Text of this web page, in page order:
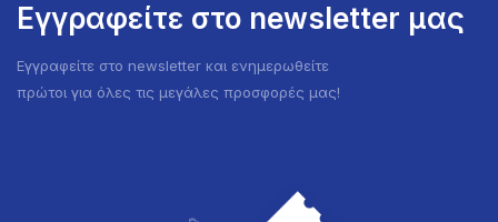
Εγγραφείτε στο newsletter μας
Εγγραφείτε στο newsletter και ενημερωθείτε
πρώτοι για όλες τις μεγάλες προσφορές μας!